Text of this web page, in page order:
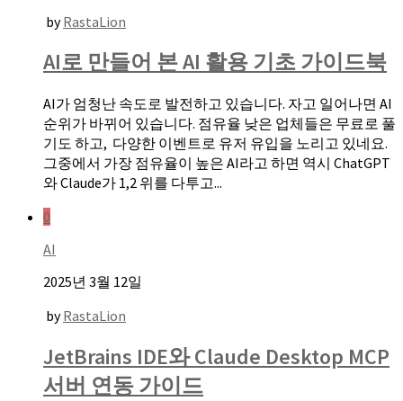
byRastaLion
AI로 만들어 본 AI 활용 기초 가이드북
AI가 엄청난 속도로 발전하고 있습니다. 자고 일어나면 AI
순위가 바뀌어 있습니다. 점유율 낮은 업체들은 무료로 풀
기도 하고, 다양한 이벤트로 유저 유입을 노리고 있네요.
그중에서 가장 점유율이 높은 AI라고 하면 역시 ChatGPT
와 Claude가 1,2 위를 다투고...
0
AI
2025년 3월 12일
byRastaLion
JetBrains IDE와 Claude Desktop MCP
서버 연동 가이드